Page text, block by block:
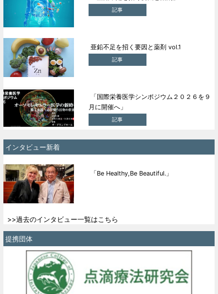
記事
亜鉛不足を招く要因と薬剤 vol.1
記事
「国際栄養医学シンポジウム２０２６を９
月に開催へ」
記事
インタビュー新着
「Be Healthy,Be Beautiful.」
>>過去のインタビュー一覧はこちら
提携団体